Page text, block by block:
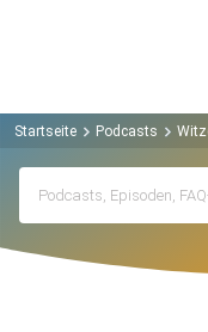
Startseite Podcasts